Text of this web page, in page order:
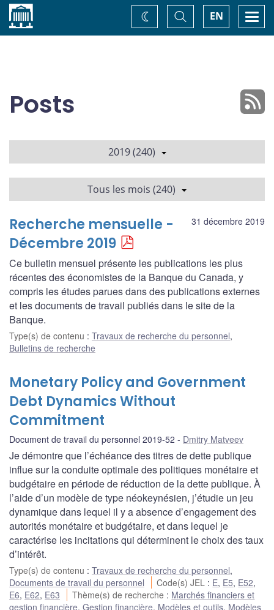
Accueil EN
Basculer
la
recherche
Changez
de
Posts
2019 (240)
Tous les mois (240)
31 décembre 2019
Recherche mensuelle -
Décembre 2019
Ce bulletin mensuel présente les publications les plus
récentes des économistes de la Banque du Canada, y
compris les études parues dans des publications externes
et les documents de travail publiés dans le site de la
Banque.
Type(s) de contenu : Travaux de recherche du personnel,
Bulletins de recherche
Monetary Policy and Government
Debt Dynamics Without
Commitment
Document de travail du personnel 2019-52 Dmitry Matveev
Je démontre que l’échéance des titres de dette publique
influe sur la conduite optimale des politiques monétaire et
budgétaire en période de réduction de la dette publique. À
l’aide d’un modèle de type néokeynésien, j’étudie un jeu
dynamique dans lequel il y a absence d’engagement des
autorités monétaire et budgétaire, et dans lequel je
caractérise les incitations qui déterminent le choix des taux
d’intérêt.
Type(s) de contenu : Travaux de recherche du personnel,
Documents de travail du personnel
Code(s) JEL : E, E5, E52,
E6, E62, E63 Thème(s) de recherche : Marchés financiers et
gestion financière, Gestion financière, Modèles et outils, Modèles